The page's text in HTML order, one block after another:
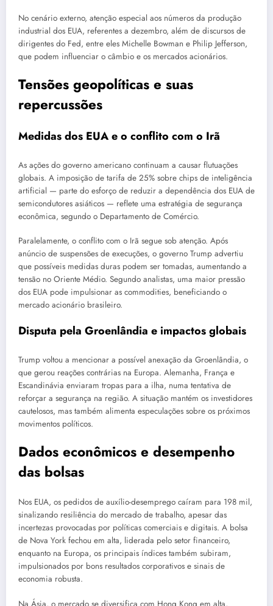
No cenário externo, atenção especial aos números da produção
industrial dos EUA, referentes a dezembro, além de discursos de
dirigentes do Fed, entre eles Michelle Bowman e Philip Jefferson,
que podem influenciar o câmbio e os mercados acionários.
Tensões geopolíticas e suas
repercussões
Medidas dos EUA e o conflito com o Irã
As ações do governo americano continuam a causar flutuações
globais. A imposição de tarifa de 25% sobre chips de inteligência
artificial — parte do esforço de reduzir a dependência dos EUA de
semicondutores asiáticos — reflete uma estratégia de segurança
econômica, segundo o Departamento de Comércio.
Paralelamente, o conflito com o Irã segue sob atenção. Após
anúncio de suspensões de execuções, o governo Trump advertiu
que possíveis medidas duras podem ser tomadas, aumentando a
tensão no Oriente Médio. Segundo analistas, uma maior pressão
dos EUA pode impulsionar as commodities, beneficiando o
mercado acionário brasileiro.
Disputa pela Groenlândia e impactos globais
Trump voltou a mencionar a possível anexação da Groenlândia, o
que gerou reações contrárias na Europa. Alemanha, França e
Escandinávia enviaram tropas para a ilha, numa tentativa de
reforçar a segurança na região. A situação mantém os investidores
cautelosos, mas também alimenta especulações sobre os próximos
movimentos políticos.
Dados econômicos e desempenho
das bolsas
Nos EUA, os pedidos de auxílio-desemprego caíram para 198 mil,
sinalizando resiliência do mercado de trabalho, apesar das
incertezas provocadas por políticas comerciais e digitais. A bolsa
de Nova York fechou em alta, liderada pelo setor financeiro,
enquanto na Europa, os principais índices também subiram,
impulsionados por bons resultados corporativos e sinais de
economia robusta.
Na Ásia, o mercado se diversifica com Hong Kong em alta,